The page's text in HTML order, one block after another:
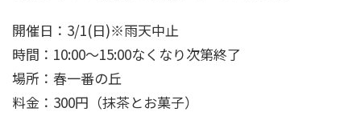
開催日：3/1(日)※雨天中止
時間：10:00～15:00なくなり次第終了
場所：春一番の丘
料金：300円（抹茶とお菓子）